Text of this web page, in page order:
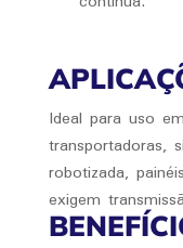
Ideal para uso
transportadoras,
robotizada,
exigem